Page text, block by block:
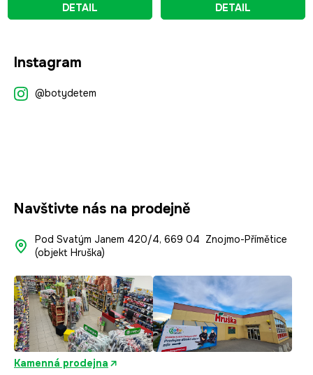
DETAIL DETAIL
Instagram
@botydetem
Navštivte nás na prodejně
Pod Svatým Janem 420/4, 669 04 Znojmo-Přímětice
(objekt Hruška)
Kamenná prodejna